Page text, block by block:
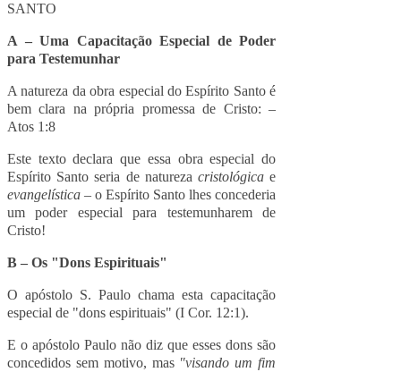
SANTO
A – Uma Capacitação Especial de Poder
para Testemunhar
A natureza da obra especial do Espírito Santo é
bem clara na própria promessa de Cristo: –
Atos 1:8
Este texto declara que essa obra especial do
Espírito Santo seria de natureza cristológicae
evangelística – o Espírito Santo lhes concederia
um poder especial para testemunharem de
Cristo!
B – Os "Dons Espirituais"
O apóstolo S. Paulo chama esta capacitação
especial de "dons espirituais" (I Cor. 12:1).
E o apóstolo Paulo não diz que esses dons são
concedidos sem motivo, mas "visando um fim